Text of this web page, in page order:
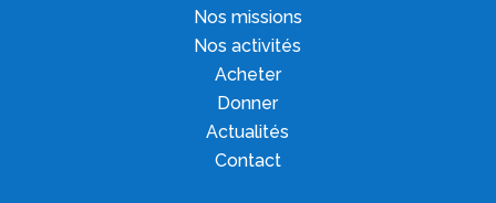
Nos missions
Nos activités
Acheter
Donner
Actualités
Contact